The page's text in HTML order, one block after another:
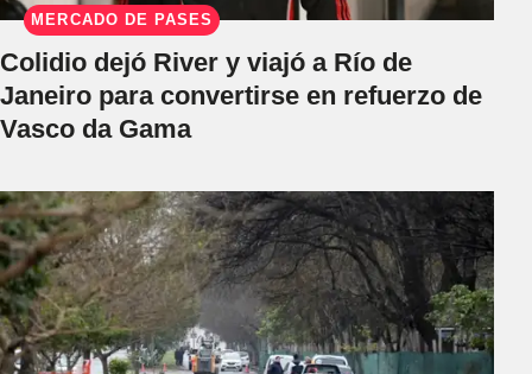
MERCADO DE PASES
Colidio dejó River y viajó a Río de
Janeiro para convertirse en refuerzo de
Vasco da Gama